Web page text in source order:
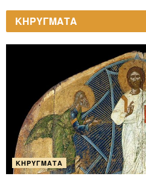
ΚΗΡΥΓΜΑΤΑ
ΚΗΡΎΓΜΑΤΑ